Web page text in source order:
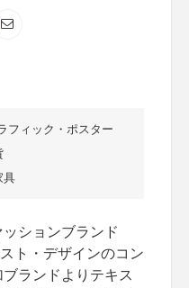
フィック・ポスター
具
ションブランド
ト・デザインのコン
ランドよりテキス